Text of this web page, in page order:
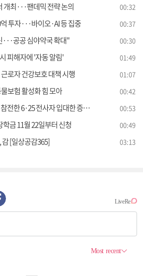
개최···팬데믹 전략 논의 00:32
투자···바이오·AI 등 집중 00:37
공공 심야약국 확대" 00:30
피해자에 '자동 알림' 01:49
로자 건강보호 대책 시행 01:07
보험 활성화 힘 모아 00:42
전사자 입대한 증손자 노력으로 신원확인 00:53
금 11월 22일부터 신청 00:49
감 [일상공감365] 03:13